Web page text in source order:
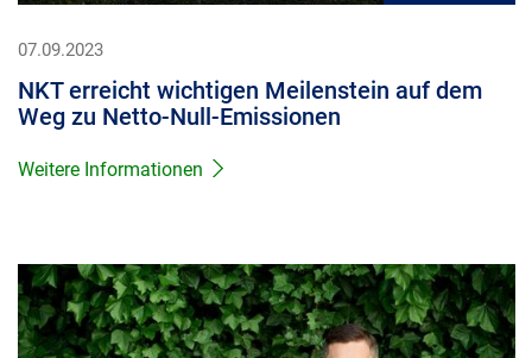
07.09.2023
NKT erreicht wichtigen Meilenstein auf dem
Weg zu Netto-Null-Emissionen
Weitere Informationen